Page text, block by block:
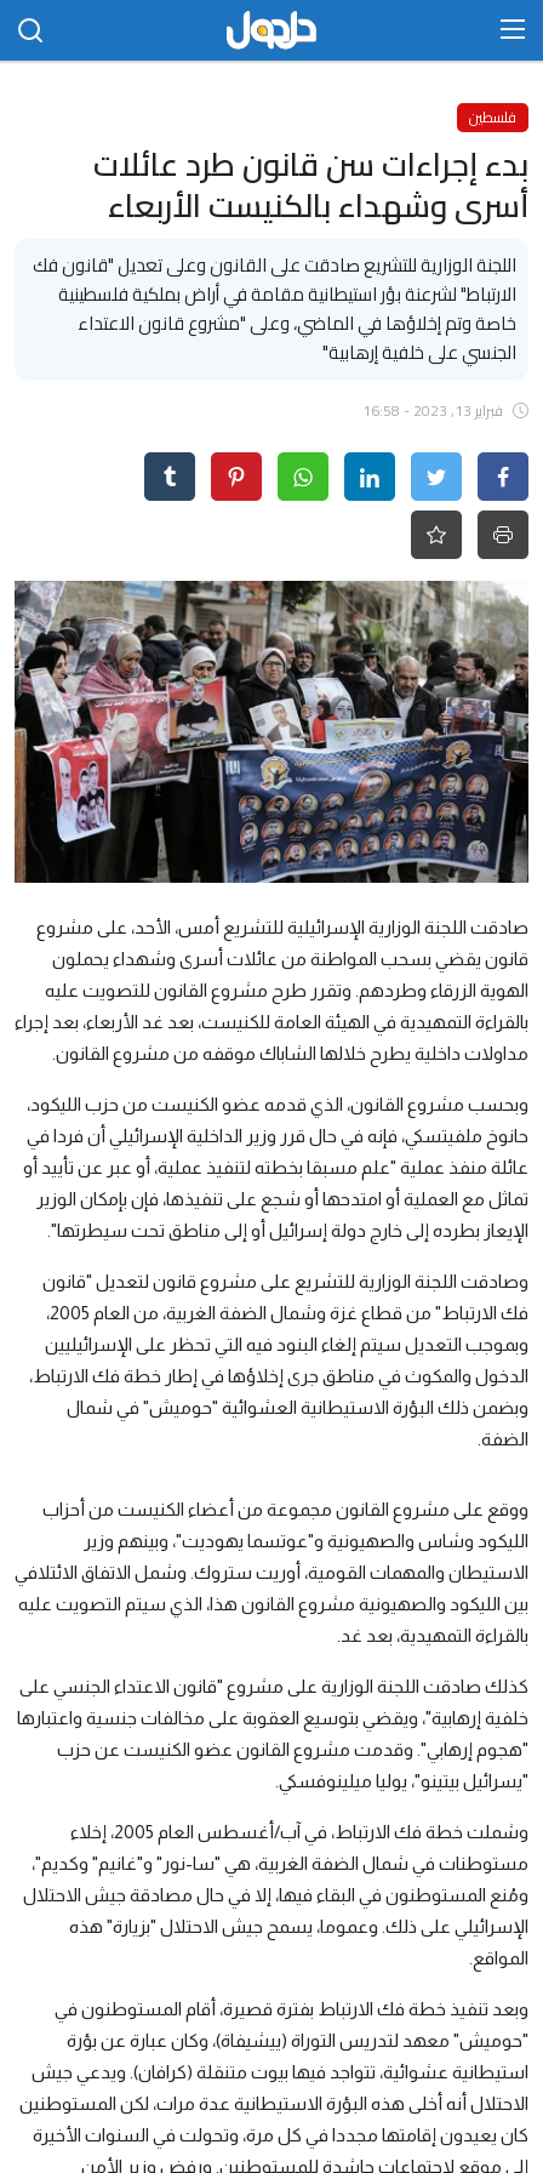
الدخول
الرئيسية
الاتصال بنا
مجتمع
حلحول
تكنلوجيا
علوم
رياضة
الطقس
إقتصاد
صور وفنون
معرض الصور
صوتيات
التوجيهي
فلسطين
بدء إجراءات سن قانون طرد عائلات
أسرى وشهداء بالكنيست الأربعاء
اللجنة الوزارية للتشريع صادقت على القانون وعلى تعديل "قانون فك
الارتباط" لشرعنة بؤر استيطانية مقامة في أراض بملكية فلسطينية
خاصة وتم إخلاؤها في الماضي، وعلى "مشروع قانون الاعتداء
الجنسي على خلفية إرهابية"
فبراير 13, 2023 - 16:58
صادقت اللجنة الوزارية الإسرائيلية للتشريع أمس، الأحد، على مشروع
قانون يقضي بسحب المواطنة من عائلات أسرى وشهداء يحملون
الهوية الزرقاء وطردهم. وتقرر طرح مشروع القانون للتصويت عليه
بالقراءة التمهيدية في الهيئة العامة للكنيست، بعد غد الأربعاء، بعد إجراء
مداولات داخلية يطرح خلالها الشاباك موقفه من مشروع القانون.
وبحسب مشروع القانون، الذي قدمه عضو الكنيست من حزب الليكود،
حانوخ ملفيتسكي، فإنه في حال قرر وزير الداخلية الإسرائيلي أن فردا في
عائلة منفذ عملية "علم مسبقا بخطته لتنفيذ عملية، أو عبر عن تأييد أو
تماثل مع العملية أو امتدحها أو شجع على تنفيذها، فإن بإمكان الوزير
الإيعاز بطرده إلى خارج دولة إسرائيل أو إلى مناطق تحت سيطرتها".
وصادقت اللجنة الوزارية للتشريع على مشروع قانون لتعديل "قانون
فك الارتباط" من قطاع غزة وشمال الضفة الغربية، من العام 2005،
وبموجب التعديل سيتم إلغاء البنود فيه التي تحظر على الإسرائيليين
الدخول والمكوث في مناطق جرى إخلاؤها في إطار خطة فك الارتباط،
وبضمن ذلك البؤرة الاستيطانية العشوائية "حوميش" في شمال
الضفة.
ووقع على مشروع القانون مجموعة من أعضاء الكنيست من أحزاب
الليكود وشاس والصهيونية و"عوتسما يهوديت"، وبينهم وزير
الاستيطان والمهمات القومية، أوريت ستروك. وشمل الاتفاق الائتلافي
بين الليكود والصهيونية مشروع القانون هذا، الذي سيتم التصويت عليه
بالقراءة التمهيدية، بعد غد.
كذلك صادقت اللجنة الوزارية على مشروع "قانون الاعتداء الجنسي على
خلفية إرهابية"، ويقضي بتوسيع العقوبة على مخالفات جنسية واعتبارها
"هجوم إرهابي". وقدمت مشروع القانون عضو الكنيست عن حزب
"يسرائيل بيتينو"، يوليا ميلينوفسكي.
وشملت خطة فك الارتباط، في آب/أغسطس العام 2005، إخلاء
مستوطنات في شمال الضفة الغربية، هي "سا-نور" و"غانيم" وكديم"،
ومُنع المستوطنون في البقاء فيها، إلا في حال مصادقة جيش الاحتلال
الإسرائيلي على ذلك. وعموما، يسمح جيش الاحتلال "بزيارة" هذه
المواقع.
وبعد تنفيذ خطة فك الارتباط بفترة قصيرة، أقام المستوطنون في
"حوميش" معهد لتدريس التوراة (ييشيفاة)، وكان عبارة عن بؤرة
استيطانية عشوائية، تتواجد فيها بيوت متنقلة (كرافان). ويدعي جيش
الاحتلال أنه أخلى هذه البؤرة الاستيطانية عدة مرات، لكن المستوطنين
كان يعيدون إقامتها مجددا في كل مرة، وتحولت في السنوات الأخيرة
إلى موقع لاجتماعات حاشدة للمستوطنين. ورفض وزير الأمن